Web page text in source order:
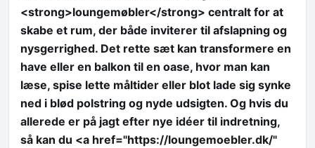
<strong>loungemøbler</strong> centralt for at
skabe et rum, der både inviterer til afslapning og
nysgerrighed. Det rette sæt kan transformere en
have eller en balkon til en oase, hvor man kan
læse, spise lette måltider eller blot lade sig synke
ned i blød polstring og nyde udsigten. Og hvis du
allerede er på jagt efter nye idéer til indretning,
så kan du <a href="https://loungemoebler.dk/"